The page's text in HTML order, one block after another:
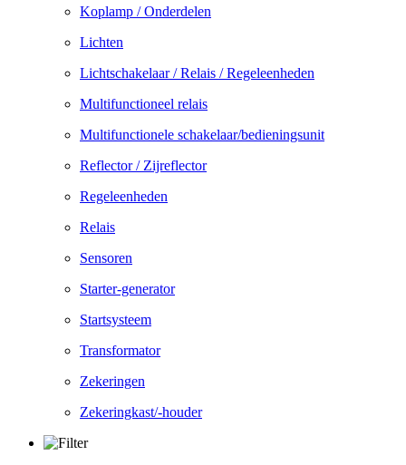
Koplamp / Onderdelen
Lichten
Lichtschakelaar / Relais / Regeleenheden
Multifunctioneel relais
Multifunctionele schakelaar/bedieningsunit
Reflector / Zijreflector
Regeleenheden
Relais
Sensoren
Starter-generator
Startsysteem
Transformator
Zekeringen
Zekeringkast/-houder